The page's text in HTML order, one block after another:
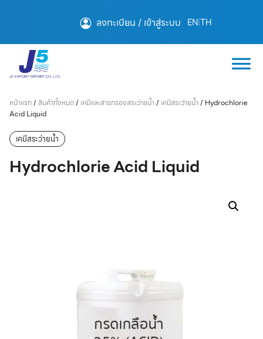
ลงทะเบียน / เข้าสู่ระบบ EN|TH
หน้าแรก/ สินค้าทั้งหมด/ เคมีและสารกรองสระว่ายน้ำ/ เคมีสระว่ายน้ำ/ Hydrochlorie
Acid Liquid
เคมีสระว่ายน้ำ
Hydrochlorie Acid Liquid